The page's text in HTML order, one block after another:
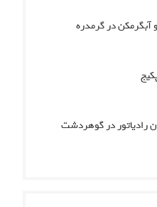
آبگرمکن در گرمدره
رادیاتور در گوهردشت